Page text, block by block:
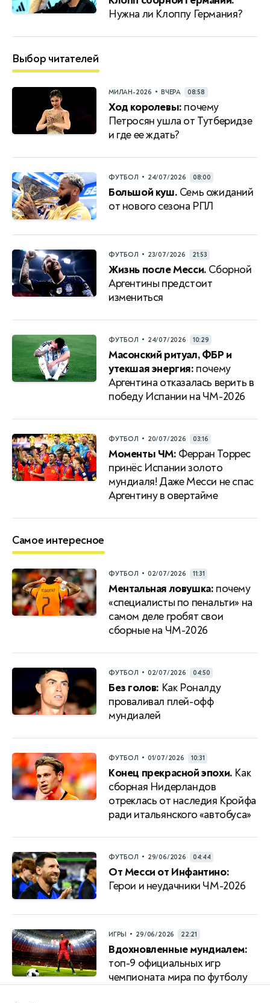
Нужна ли Клоппу Германия?
Выбор читателей
МИЛАН-2026 • ВЧЕРА 08:58
Ход королевы: почему
Петросян ушла от Тутберидзе
и где ее ждать?
ФУТБОЛ • 24/07/2026 08:00
Большой куш. Семь ожиданий
от нового сезона РПЛ
ФУТБОЛ • 23/07/2026 21:53
Жизнь после Месси. Сборной
Аргентины предстоит
измениться
ФУТБОЛ • 24/07/2026 10:29
Масонский ритуал, ФБР и
утекшая энергия: почему
Аргентина отказалась верить в
победу Испании на ЧМ-2026
ФУТБОЛ • 20/07/2026 03:16
Моменты ЧМ: Ферран Торрес
принёс Испании золото
мундиаля! Даже Месси не спас
Аргентину в овертайме
Самое интересное
ФУТБОЛ • 02/07/2026 11:31
Ментальная ловушка: почему
«специалисты по пенальти» на
самом деле гробят свои
сборные на ЧМ-2026
ФУТБОЛ • 02/07/2026 04:50
Без голов: Как Роналду
проваливал плей-офф
мундиалей
ФУТБОЛ • 01/07/2026 10:31
Конец прекрасной эпохи. Как
сборная Нидерландов
отреклась от наследия Кройфа
ради итальянского «автобуса»
ФУТБОЛ • 29/06/2026 04:44
От Месси от Инфантино:
Герои и неудачники ЧМ-2026
ИГРЫ • 29/06/2026 22:21
Вдохновленные мундиалем:
топ-9 официальных игр
чемпионата мира по футболу